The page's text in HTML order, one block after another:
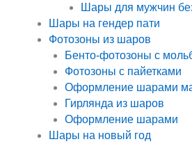
Шары для мужчин
Шары на гендер пати
Фотозоны из шаров
Бенто-фотозоны с
Фотозоны с пайетками
Оформление шарами
Гирлянда из шаров
Оформление шарами
Шары на новый год